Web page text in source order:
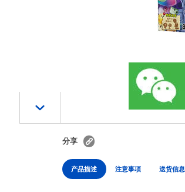
分享
产品描述 注意事項 送货信息